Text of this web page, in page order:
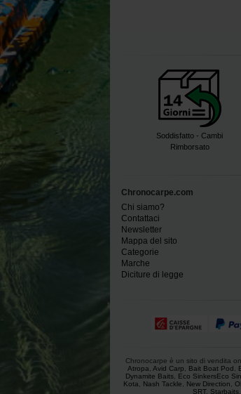
Soddisfatto - Cambi
Rimborsato
Chronocarpe.com
Chi siamo?
Contattaci
Newsletter
Mappa del sito
Categorie
Marche
Diciture di legge
Chronocarpe è un sito di vendita
Atropa Avid Carp Bait Boat Pod
Dynamite Baits, Eco SinkersEco
Kota
Nash Tackle New Direction
SRT, Starbaits,